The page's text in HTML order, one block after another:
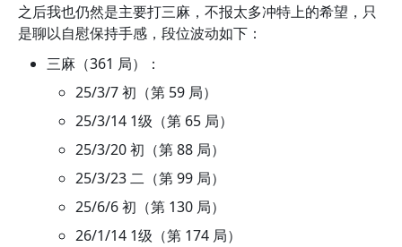
之后我也仍然是主要打三麻，不报太多冲特上的希望，只
是聊以自慰保持手感，段位波动如下：
三麻（361 局）：
25/3/7 初（第 59 局）
25/3/14 1级（第 65 局）
25/3/20 初（第 88 局）
25/3/23 二（第 99 局）
25/6/6 初（第 130 局）
26/1/14 1级（第 174 局）